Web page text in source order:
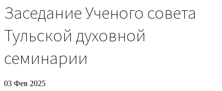
Заседание Ученого совета
Тульской духовной
семинарии
03 Фев 2025